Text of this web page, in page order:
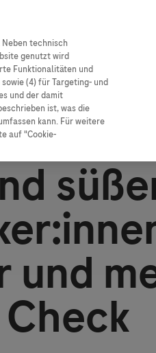
Produkte
und
Check
Neben technisch
genutzt wird
Funktionalitäten und
(4) für Targeting- und
und der damit
ist, was die
kann. Für weitere
auf "Cookie-